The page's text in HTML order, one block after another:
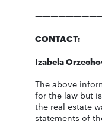
CONTACT:
Izabela
The above
for the law but
the real estate
statements of